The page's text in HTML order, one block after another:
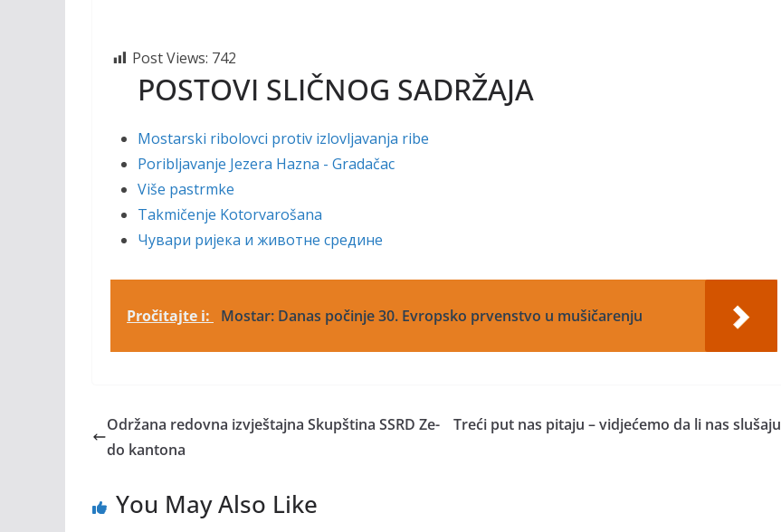
Post Views: 742
POSTOVI SLIČNOG SADRŽAJA
Mostarski ribolovci protiv izlovljavanja ribe
Poribljavanje Jezera Hazna - Gradačac
Više pastrmke
Takmičenje Kotorvarošana
Чувари ријека и животне средине
Pročitajte i: Mostar: Danas počinje 30. Evropsko prvenstvo u mušičarenju
Održana redovna izvještajna Skupština SSRD Ze-
do kantona
Treći put nas pitaju – vidjećemo da li nas slušaju
You May Also Like